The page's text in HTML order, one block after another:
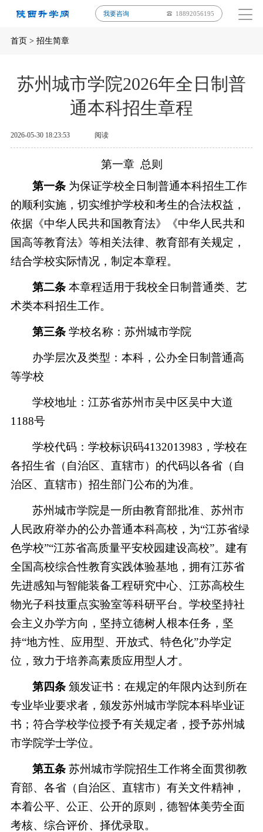
我要咨询 18892056195
首页> 招生简章
苏州城市学院2026年全日制普
通本科招生章程
2026-05-30 18:23:53 阅读
第一章 总则
第一条 为保证学校全日制普通本科招生工作
的顺利实施，切实维护学校和考生的合法权益，
依据《中华人民共和国教育法》《中华人民共和
国高等教育法》等相关法律、教育部有关规定，
结合学校实际情况，制定本章程。
第二条 本章程适用于我校全日制普通类、艺
术类本科招生工作。
第三条 学校名称：苏州城市学院
办学层次及类型：本科，公办全日制普通高
等学校
学校地址：江苏省苏州市吴中区吴中大道
1188号
学校代码：学校标识码4132013983，学校在
各招生省（自治区、直辖市）的代码以各省（自
治区、直辖市）招生部门公布的为准。
苏州城市学院是一所由教育部批准、苏州市
人民政府举办的公办普通本科高校，为“江苏省绿
色学校”“江苏省高质量平安校园建设高校”。建有
全国高校综合性教育实践体验基地，拥有江苏省
先进感知与智能装备工程研究中心、江苏高校生
物光子科技重点实验室等科研平台。学校坚持社
会主义办学方向，坚持立德树人根本任务，坚
持“地方性、应用型、开放式、特色化”办学定
位，致力于培养高素质应用型人才。
第四条 颁发证书：在规定的年限内达到所在
专业毕业要求者，颁发苏州城市学院本科毕业证
书；符合学校学位授予有关规定者，授予苏州城
市学院学士学位。
第五条 苏州城市学院招生工作将全面贯彻教
育部、各省（自治区、直辖市）有关文件精神，
本着公平、公正、公开的原则，德智体美劳全面
考核、综合评价、择优录取。